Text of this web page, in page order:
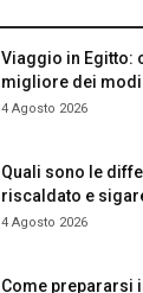
Viaggio in Egitto:
migliore dei modi
4 Agosto 2026
Quali sono le
riscaldato e
4 Agosto 2026
Come prepararsi